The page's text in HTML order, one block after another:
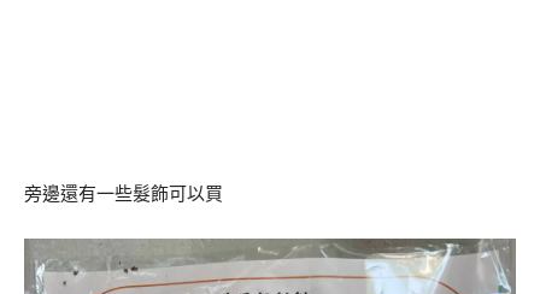
旁邊還有一些髮飾可以買